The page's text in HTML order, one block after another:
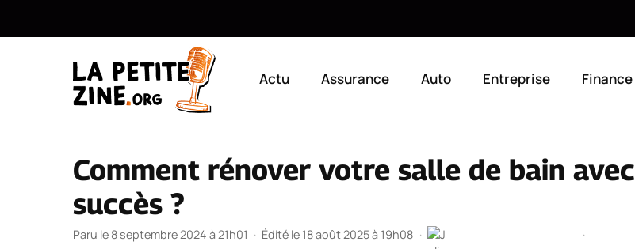
Actu Assurance Auto Entreprise Finance
Comment rénover votre salle de bain avec
succès ?
Paru le 8 septembre 2024 à 21h01 · Édité le 18 août 2025 à 19h08 · ·